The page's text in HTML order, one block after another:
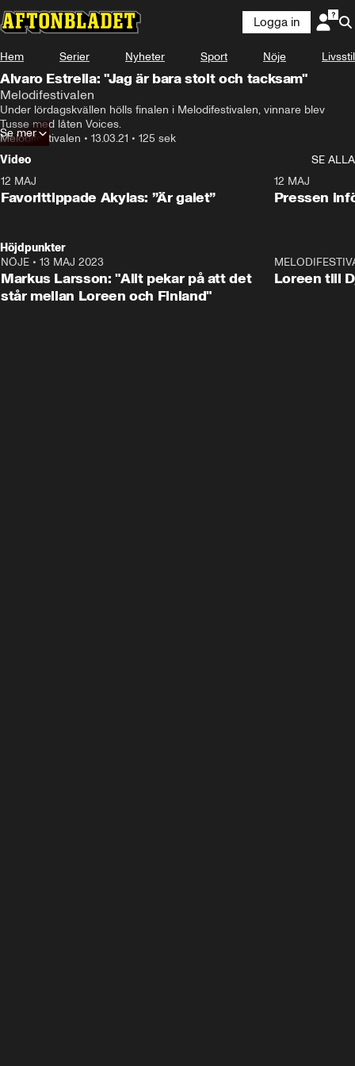
Logga in
Hem Serier Nyheter Sport Nöje Livsstil
Alvaro Estrella: "Jag är bara stolt och tacksam"
Melodifestivalen
Under lördagskvällen hölls finalen i Melodifestivalen, vinnare blev
Tusse med låten Voices.
Melodifestivalen • 13.03.21 • 125 sek
Se mer
Video
SE ALLA
12 MAJ
Favorittippade Akylas: ”Är galet”
12 MAJ
Pressen
Höjdpunkter
NÖJE • 13 MAJ 2023
Markus Larsson: "Allt pekar på att det
står mellan Loreen och Finland"
Loreen till